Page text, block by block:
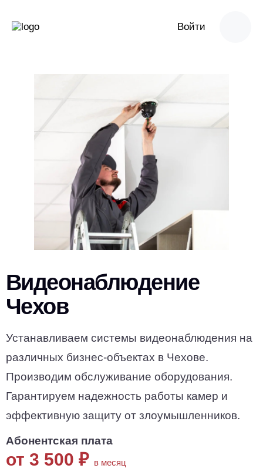
Войти
Видеонаблюдение
Чехов
Устанавливаем системы видеонаблюдения на
различных бизнес-объектах в Чехове.
Производим обслуживание оборудования.
Гарантируем надежность работы камер и
эффективную защиту от злоумышленников.
Абонентская плата
от 3 500 ₽ в месяц